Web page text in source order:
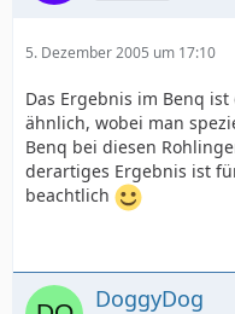
5. Dezember 2005 um 17:10
Das Ergebnis im Benq
ähnlich, wobei man
Benq bei diesen
derartiges Ergebnis ist
beachtlich
DoggyDog